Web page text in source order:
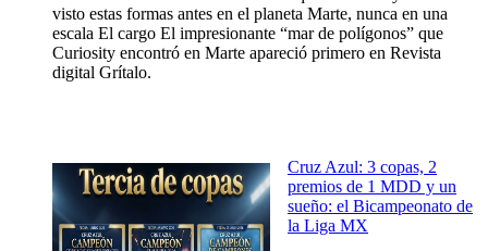
visto estas formas antes en el planeta Marte, nunca en una
escala El cargo El impresionante “mar de polígonos” que
Curiosity encontró en Marte apareció primero en Revista
digital Grítalo.
Cruz Azul: 3 copas, 2
premios de 1 MDD y un
sueño: el Bicampeonato de
la Liga MX